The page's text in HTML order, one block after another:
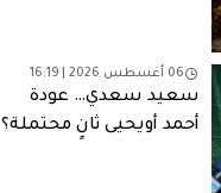
06 أغسطس 2026 | 16:19
سعيد سعدي… عودة
أحمد أويحيى ثانٍ محتملة؟